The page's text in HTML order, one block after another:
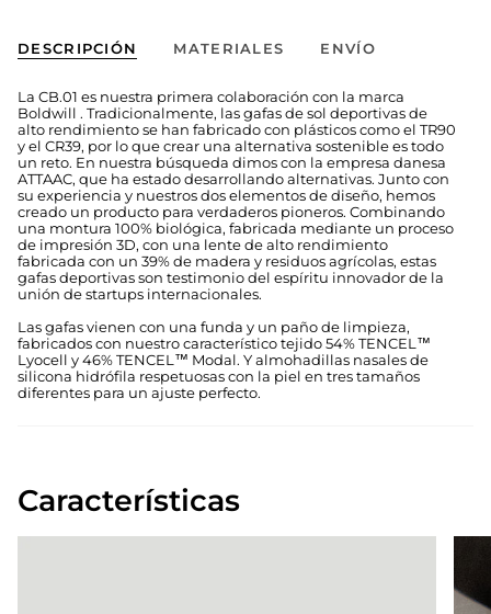
DESCRIPCIÓN MATERIALES ENVÍO
La CB.01 es nuestra primera colaboración con la marca
Boldwill . Tradicionalmente, las gafas de sol deportivas de
alto rendimiento se han fabricado con plásticos como el TR90
y el CR39, por lo que crear una alternativa sostenible es todo
un reto. En nuestra búsqueda dimos con la empresa danesa
ATTAAC, que ha estado desarrollando alternativas. Junto con
su experiencia y nuestros dos elementos de diseño, hemos
creado un producto para verdaderos pioneros. Combinando
una montura 100% biológica, fabricada mediante un proceso
de impresión 3D, con una lente de alto rendimiento
fabricada con un 39% de madera y residuos agrícolas, estas
gafas deportivas son testimonio del espíritu innovador de la
unión de startups internacionales.
Las gafas vienen con una funda y un paño de limpieza,
fabricados con nuestro característico tejido 54% TENCEL™
Lyocell y 46% TENCEL™ Modal. Y almohadillas nasales de
silicona hidrófila respetuosas con la piel en tres tamaños
diferentes para un ajuste perfecto.
Características